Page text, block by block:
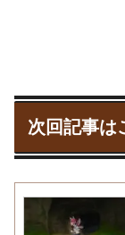
次回記事は